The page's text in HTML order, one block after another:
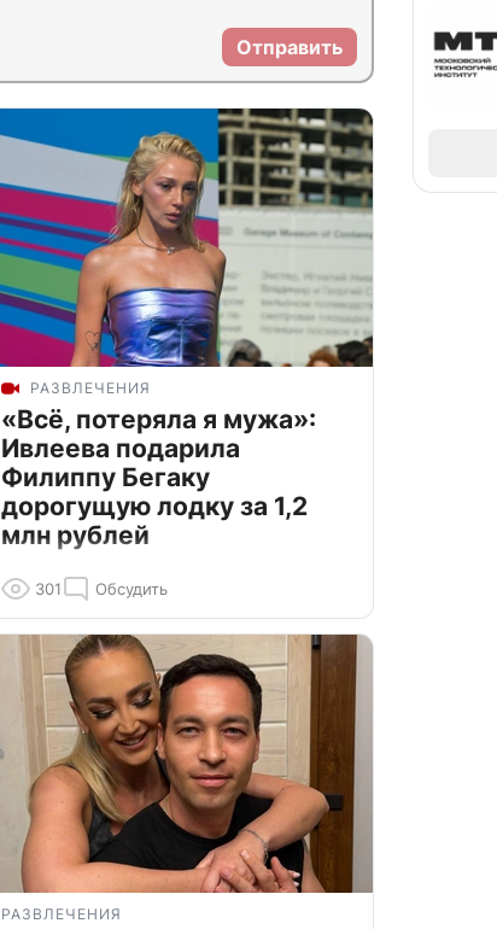
Отправить
РАЗВЛЕЧЕНИЯ
«Всё, потеряла я мужа»:
Ивлеева подарила
Филиппу Бегаку
дорогущую лодку за 1,2
млн рублей
301 Обсудить
РАЗВЛЕЧЕНИЯ